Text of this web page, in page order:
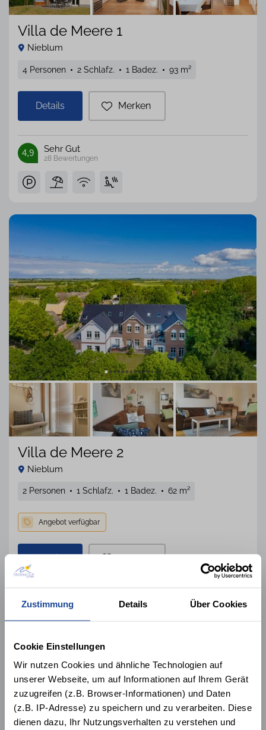
Zustimmung Details Über Cookies
Cookie Einstellungen
Wir nutzen Cookies und ähnliche Technologien auf
unserer Webseite, um auf Informationen auf Ihrem Gerät
zuzugreifen (z.B. Browser-Informationen) und Daten
(z.B. IP-Adresse) zu speichern und zu verarbeiten. Diese
dienen dazu, Ihr Nutzungsverhalten zu verstehen und
Villa de Meere 1
Nieblum
4 Personen 2 Schlafz. 1 Badez. 93 m²
Details Merken
28 Bewertungen
4,9 Sehr Gut
Villa de Meere 2
Nieblum
2 Personen 1 Schlafz. 1 Badez. 62 m²
Details Merken
Bewertungen
4,6 Sehr Gut